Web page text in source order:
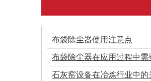
布袋除尘器使用注意点
布袋除尘器在应用过程中需
石灰窑设备在冶炼行业中的